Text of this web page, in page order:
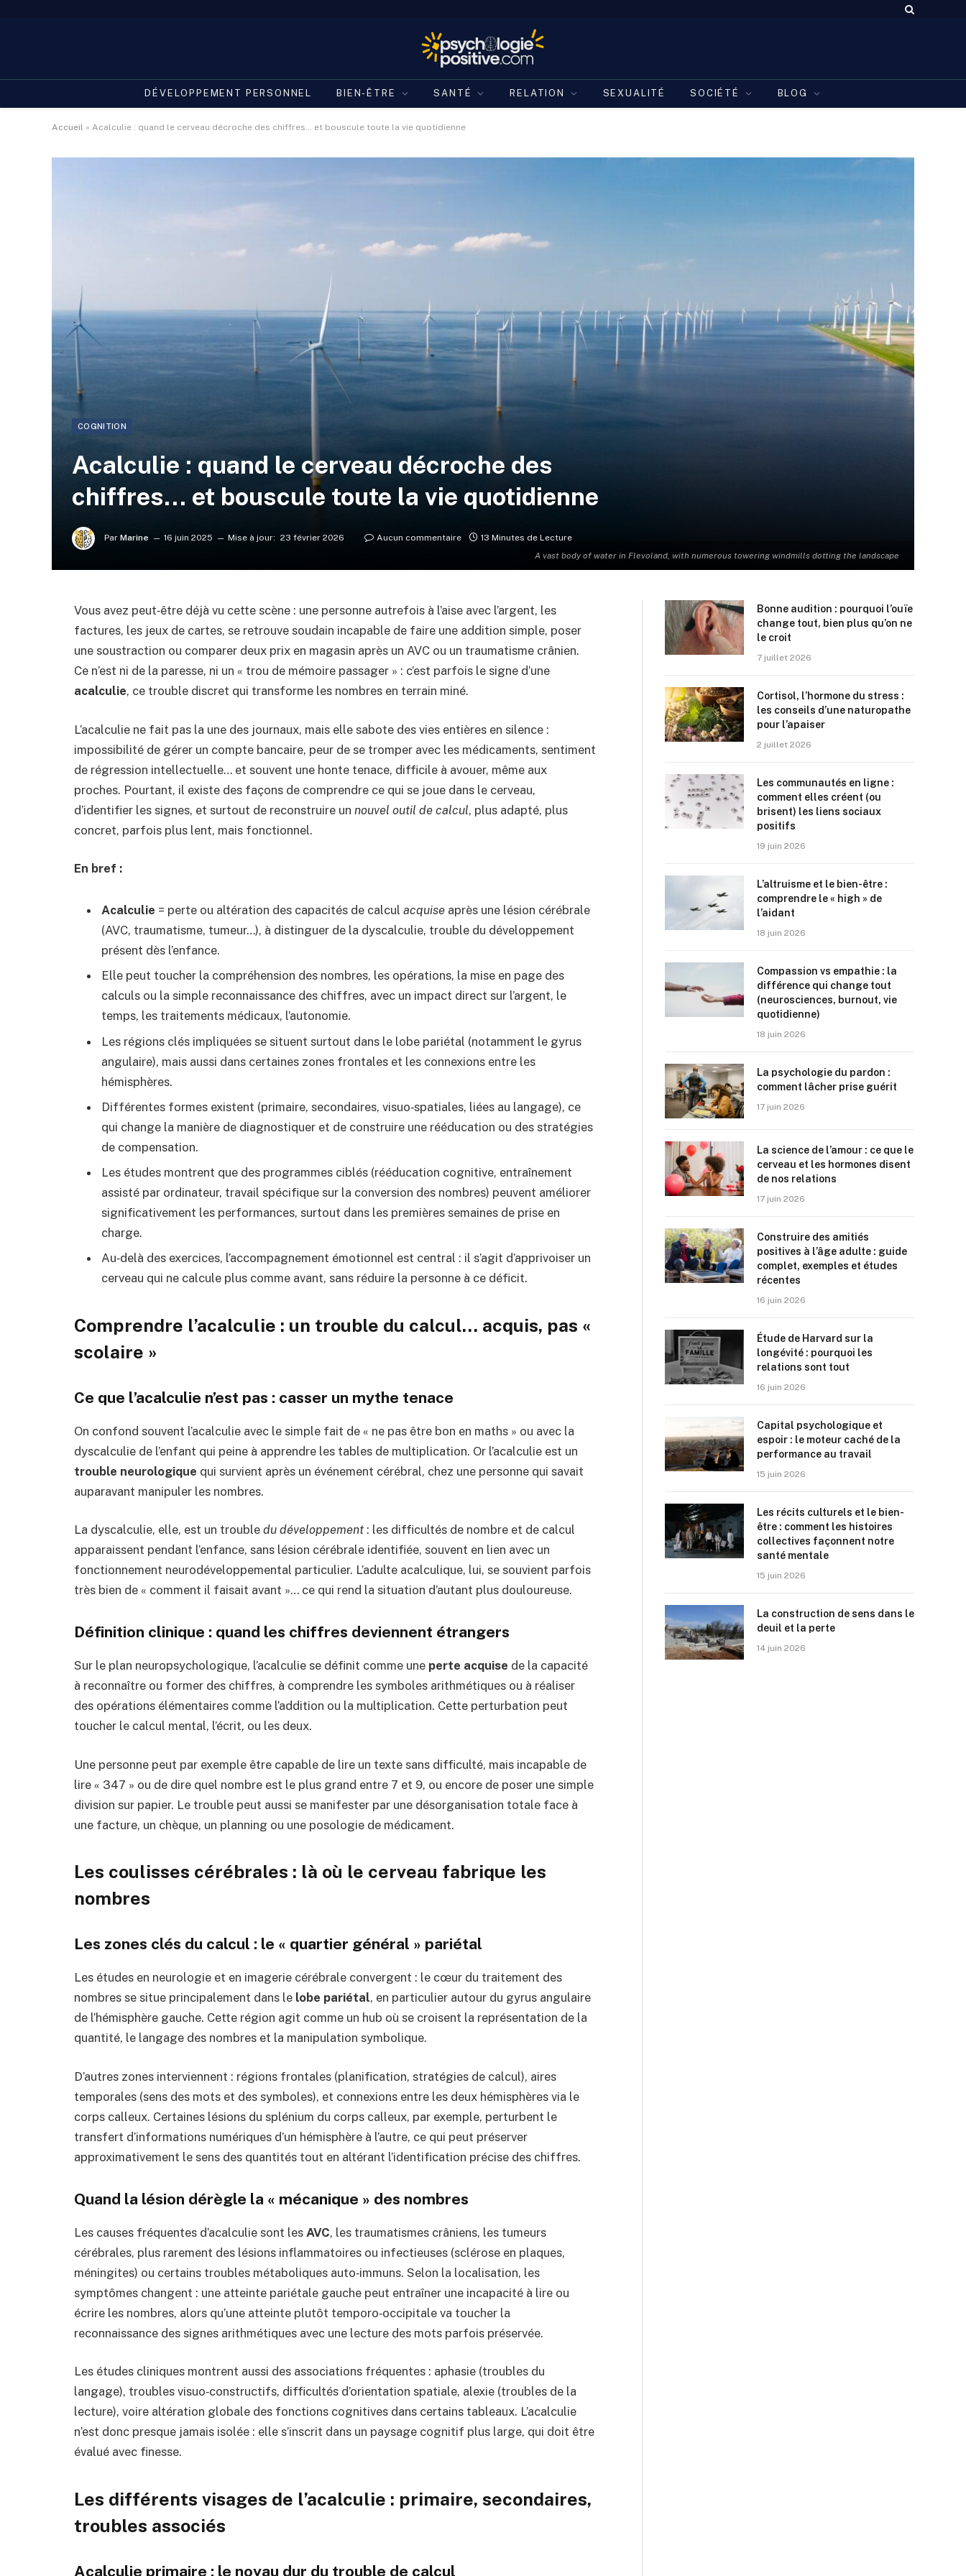
DÉVELOPPEMENT PERSONNEL BIEN-ÊTRE SANTÉ RELATION SEXUALITÉ SOCIÉTÉ BLOG
Accueil » Acalculie : quand le cerveau décroche des chiffres… et bouscule toute la vie quotidienne
A vast body of water in Flevoland, with numerous towering windmills dotting the landscape
COGNITION
Acalculie : quand le cerveau décroche des
chiffres… et bouscule toute la vie quotidienne
Par Marine 16 juin 2025 Mise à jour: 23 février 2026 Aucun commentaire 13 Minutes de Lecture
Vous avez peut‑être déjà vu cette scène : une personne autrefois à l’aise avec l’argent, les
factures, les jeux de cartes, se retrouve soudain incapable de faire une addition simple, poser
une soustraction ou comparer deux prix en magasin après un AVC ou un traumatisme crânien.
Ce n’est ni de la paresse, ni un « trou de mémoire passager » : c’est parfois le signe d’une
acalculie, ce trouble discret qui transforme les nombres en terrain miné.
L’acalculie ne fait pas la une des journaux, mais elle sabote des vies entières en silence :
impossibilité de gérer un compte bancaire, peur de se tromper avec les médicaments, sentiment
de régression intellectuelle… et souvent une honte tenace, difficile à avouer, même aux
proches. Pourtant, il existe des façons de comprendre ce qui se joue dans le cerveau,
d’identifier les signes, et surtout de reconstruire un nouvel outil de calcul, plus adapté, plus
concret, parfois plus lent, mais fonctionnel.
En bref :
Acalculie = perte ou altération des capacités de calcul acquise après une lésion cérébrale
(AVC, traumatisme, tumeur…), à distinguer de la dyscalculie, trouble du développement
présent dès l’enfance.
Elle peut toucher la compréhension des nombres, les opérations, la mise en page des
calculs ou la simple reconnaissance des chiffres, avec un impact direct sur l’argent, le
temps, les traitements médicaux, l’autonomie.
Les régions clés impliquées se situent surtout dans le lobe pariétal (notamment le gyrus
angulaire), mais aussi dans certaines zones frontales et les connexions entre les
hémisphères.
Différentes formes existent (primaire, secondaires, visuo‑spatiales, liées au langage), ce
qui change la manière de diagnostiquer et de construire une rééducation ou des stratégies
de compensation.
Les études montrent que des programmes ciblés (rééducation cognitive, entraînement
assisté par ordinateur, travail spécifique sur la conversion des nombres) peuvent améliorer
significativement les performances, surtout dans les premières semaines de prise en
charge.
Au‑delà des exercices, l’accompagnement émotionnel est central : il s’agit d’apprivoiser un
cerveau qui ne calcule plus comme avant, sans réduire la personne à ce déficit.
Comprendre l’acalculie : un trouble du calcul… acquis, pas «
scolaire »
Ce que l’acalculie n’est pas : casser un mythe tenace
On confond souvent l’acalculie avec le simple fait de « ne pas être bon en maths » ou avec la
dyscalculie de l’enfant qui peine à apprendre les tables de multiplication. Or l’acalculie est un
trouble neurologique qui survient après un événement cérébral, chez une personne qui savait
auparavant manipuler les nombres.
La dyscalculie, elle, est un trouble du développement : les difficultés de nombre et de calcul
apparaissent pendant l’enfance, sans lésion cérébrale identifiée, souvent en lien avec un
fonctionnement neurodéveloppemental particulier. L’adulte acalculique, lui, se souvient parfois
très bien de « comment il faisait avant »… ce qui rend la situation d’autant plus douloureuse.
Définition clinique : quand les chiffres deviennent étrangers
Sur le plan neuropsychologique, l’acalculie se définit comme une perte acquise de la capacité
à reconnaître ou former des chiffres, à comprendre les symboles arithmétiques ou à réaliser
des opérations élémentaires comme l’addition ou la multiplication. Cette perturbation peut
toucher le calcul mental, l’écrit, ou les deux.
Une personne peut par exemple être capable de lire un texte sans difficulté, mais incapable de
lire « 347 » ou de dire quel nombre est le plus grand entre 7 et 9, ou encore de poser une simple
division sur papier. Le trouble peut aussi se manifester par une désorganisation totale face à
une facture, un chèque, un planning ou une posologie de médicament.
Les coulisses cérébrales : là où le cerveau fabrique les
nombres
Les zones clés du calcul : le « quartier général » pariétal
Les études en neurologie et en imagerie cérébrale convergent : le cœur du traitement des
nombres se situe principalement dans le lobe pariétal, en particulier autour du gyrus angulaire
de l’hémisphère gauche. Cette région agit comme un hub où se croisent la représentation de la
quantité, le langage des nombres et la manipulation symbolique.
D’autres zones interviennent : régions frontales (planification, stratégies de calcul), aires
temporales (sens des mots et des symboles), et connexions entre les deux hémisphères via le
corps calleux. Certaines lésions du splénium du corps calleux, par exemple, perturbent le
transfert d’informations numériques d’un hémisphère à l’autre, ce qui peut préserver
approximativement le sens des quantités tout en altérant l’identification précise des chiffres.
Quand la lésion dérègle la « mécanique » des nombres
Les causes fréquentes d’acalculie sont les AVC, les traumatismes crâniens, les tumeurs
cérébrales, plus rarement des lésions inflammatoires ou infectieuses (sclérose en plaques,
méningites) ou certains troubles métaboliques auto‑immuns. Selon la localisation, les
symptômes changent : une atteinte pariétale gauche peut entraîner une incapacité à lire ou
écrire les nombres, alors qu’une atteinte plutôt temporo‑occipitale va toucher la
reconnaissance des signes arithmétiques avec une lecture des mots parfois préservée.
Les études cliniques montrent aussi des associations fréquentes : aphasie (troubles du
langage), troubles visuo‑constructifs, difficultés d’orientation spatiale, alexie (troubles de la
lecture), voire altération globale des fonctions cognitives dans certains tableaux. L’acalculie
n’est donc presque jamais isolée : elle s’inscrit dans un paysage cognitif plus large, qui doit être
évalué avec finesse.
Les différents visages de l’acalculie : primaire, secondaires,
troubles associés
Acalculie primaire : le noyau dur du trouble de calcul
Bonne audition : pourquoi l’ouïe
change tout, bien plus qu’on ne
le croit
7 juillet 2026
Cortisol, l’hormone du stress :
les conseils d’une naturopathe
pour l’apaiser
2 juillet 2026
Les communautés en ligne :
comment elles créent (ou
brisent) les liens sociaux
positifs
19 juin 2026
L’altruisme et le bien-être :
comprendre le « high » de
l’aidant
18 juin 2026
Compassion vs empathie : la
différence qui change tout
(neurosciences, burnout, vie
quotidienne)
18 juin 2026
La psychologie du pardon :
comment lâcher prise guérit
17 juin 2026
La science de l’amour : ce que le
cerveau et les hormones disent
de nos relations
17 juin 2026
Construire des amitiés
positives à l’âge adulte : guide
complet, exemples et études
récentes
16 juin 2026
Étude de Harvard sur la
longévité : pourquoi les
relations sont tout
16 juin 2026
Capital psychologique et
espoir : le moteur caché de la
performance au travail
15 juin 2026
Les récits culturels et le bien-
être : comment les histoires
collectives façonnent notre
santé mentale
15 juin 2026
La construction de sens dans le
deuil et la perte
14 juin 2026